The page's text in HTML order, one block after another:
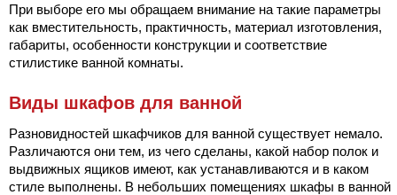
При выборе его мы обращаем внимание на такие параметры
как вместительность, практичность, материал изготовления,
габариты, особенности конструкции и соответствие
стилистике ванной комнаты.
Виды шкафов для ванной
Разновидностей шкафчиков для ванной существует немало.
Различаются они тем, из чего сделаны, какой набор полок и
выдвижных ящиков имеют, как устанавливаются и в каком
стиле выполнены. В небольших помещениях шкафы в ванной